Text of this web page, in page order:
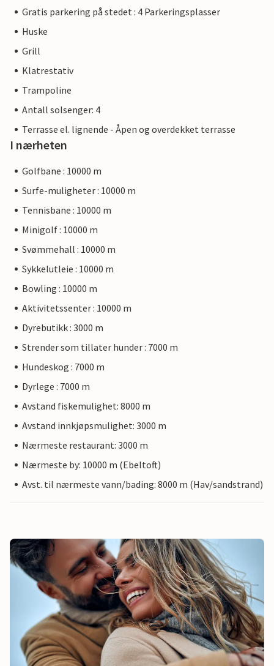
Gratis parkering på stedet : 4 Parkeringsplasser
Huske
Grill
Klatrestativ
Trampoline
Antall solsenger: 4
Terrasse el. lignende - Åpen og overdekket terrasse
I nærheten
Golfbane : 10000 m
Surfe-muligheter : 10000 m
Tennisbane : 10000 m
Minigolf : 10000 m
Svømmehall : 10000 m
Sykkelutleie : 10000 m
Bowling : 10000 m
Aktivitetssenter : 10000 m
Dyrebutikk : 3000 m
Strender som tillater hunder : 7000 m
Hundeskog : 7000 m
Dyrlege : 7000 m
Avstand fiskemulighet: 8000 m
Avstand innkjøpsmulighet: 3000 m
Nærmeste restaurant: 3000 m
Nærmeste by: 10000 m (Ebeltoft)
Avst. til nærmeste vann/bading: 8000 m (Hav/sandstrand)